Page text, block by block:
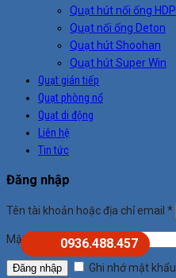
0936.488.457
Quạt hút nối ống HDP
Quạt nối ống Deton
Quạt hút Shoohan
Quạt hút Super Win
Quạt gián tiếp
Quạt phòng nổ
Quạt di động
Liên hệ
Tin tức
Đăng nhập
Tên tài khoản hoặc địa chỉ email *
Mật khẩu
Đăng nhập Ghi nhớ mật khẩu